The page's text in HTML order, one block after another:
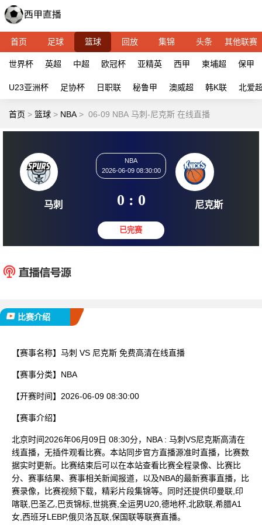
首页 足球 篮球 回放 集锦 头条 其他联赛
世界杯 英超 中超 欧冠杯 亚精英 西甲 柬埔超 保甲
U23亚洲杯 足协杯 日职联 秘鲁甲 澳威超 韩K联 北爱
首页 > 篮球 > NBA > 06-09 NBA 马刺-尼克斯 在线直播
马刺
2026-06-09 08:30:00
0 : 0 尼
比赛介绍
【赛事名称】 马刺 VS 尼克斯 免费高清在线直播
【赛事分类】 NBA
【开赛时间】 2026-06-09 08:30:00
【赛事介绍】
北京时间2026年06月09日 08:30分，NBA : 马刺VS尼克斯高清在
线直播，无插件观看比赛。本站同步官方直播源准时直播，比赛数
据实时更新。比赛结束后可以在本站查看比赛全程录像、比赛比
分、赛事结果、赛事相关新闻报道，以及NBA的最新赛事直播，比
赛录像，比赛视频下载，精彩片段集锦等。同时还提供印曼联,印
喀联,巴圣乙,巴贡锦标,世挑赛,全运男U20,德地杯,北欧联,希腊A1
女,西班牙LEBP,俄贝洛瓦联,保国联等联赛直播。